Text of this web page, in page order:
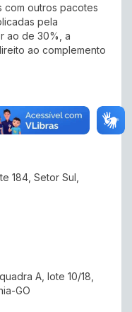
com outros pacotes
pela
ao de 30%, a
ao complemento
184, Setor Sul,
A, lote 10/18,
GO